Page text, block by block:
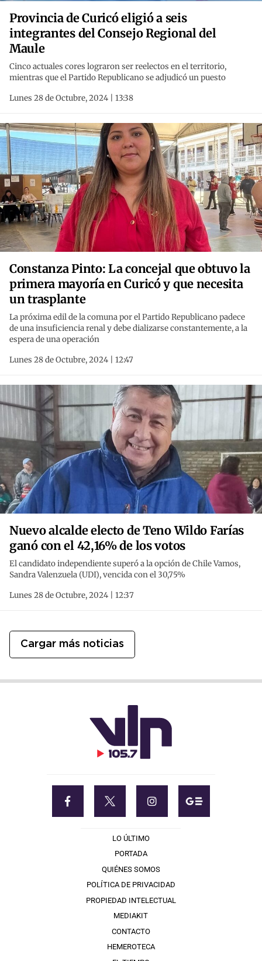
Provincia de Curicó eligió a seis
integrantes del Consejo Regional del
Maule
Cinco actuales cores lograron ser reelectos en el territorio,
mientras que el Partido Republicano se adjudicó un puesto
Lunes 28 de Octubre, 2024 | 13:38
Constanza Pinto: La concejal que obtuvo la
primera mayoría en Curicó y que necesita
un trasplante
La próxima edil de la comuna por el Partido Republicano padece
de una insuficiencia renal y debe dializarse constantemente, a la
espera de una operación
Lunes 28 de Octubre, 2024 | 12:47
Nuevo alcalde electo de Teno Wildo Farías
ganó con el 42,16% de los votos
El candidato independiente superó a la opción de Chile Vamos,
Sandra Valenzuela (UDI), vencida con el 30,75%
Lunes 28 de Octubre, 2024 | 12:37
Cargar más noticias
LO ÚLTIMO
PORTADA
QUIÉNES SOMOS
POLÍTICA DE PRIVACIDAD
PROPIEDAD INTELECTUAL
MEDIAKIT
CONTACTO
HEMEROTECA